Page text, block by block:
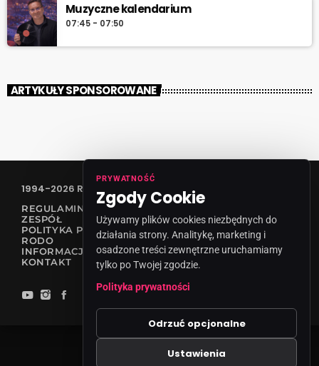
Muzyczne kalendarium
07:45 - 07:50
ARTYKUŁY SPONSOROWANE
1994-2026 RADIO VANESSA SPÓŁKA Z O.O
REGULAMIN KONKURSÓW
ZESPÓŁ
POLITYKA PRYWATNOŚCI
RODO
INFORMACJA O NADAWCY
KONTAKT
PRYWATNOŚĆ
Zgody Cookie
Używamy plików cookies niezbędnych do
działania strony. Analitykę, marketing i
osadzone treści zewnętrzne uruchamiamy
tylko po Twojej zgodzie.
Polityka prywatności
Odrzuć opcjonalne
Ustawienia
Zgody cookies